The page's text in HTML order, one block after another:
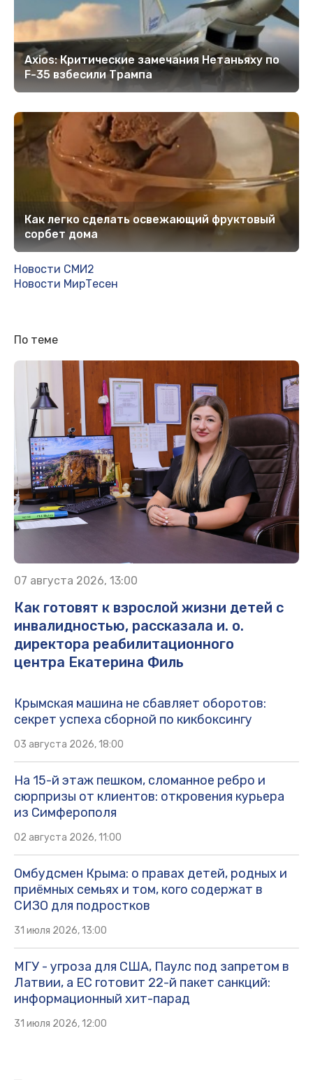
Axios: Критические замечания Нетаньяху по
F-35 взбесили Трампа
Как легко сделать освежающий фруктовый
сорбет дома
Новости СМИ2
Новости МирТесен
По теме
07 августа 2026, 13:00
Как готовят к взрослой жизни детей с
инвалидностью, рассказала и. о.
директора реабилитационного
центра Екатерина Филь
Крымская машина не сбавляет оборотов:
секрет успеха сборной по кикбоксингу
03 августа 2026, 18:00
На 15-й этаж пешком, сломанное ребро и
сюрпризы от клиентов: откровения курьера
из Симферополя
02 августа 2026, 11:00
Омбудсмен Крыма: о правах детей, родных и
приёмных семьях и том, кого содержат в
СИЗО для подростков
31 июля 2026, 13:00
МГУ - угроза для США, Паулс под запретом в
Латвии, а ЕС готовит 22-й пакет санкций:
информационный хит-парад
31 июля 2026, 12:00